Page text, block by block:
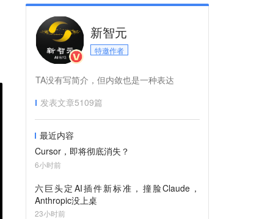
新智元
特邀作者
TA没有写简介，但内敛也是一种表达
发表文章5109篇
最近内容
Cursor，即将彻底消失？
6小时前
六巨头定AI插件新标准，撞脸Claude，
Anthropic没上桌
23小时前